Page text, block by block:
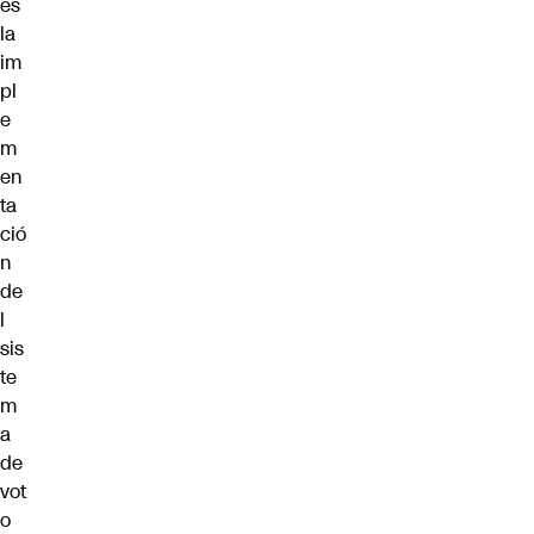
la
im
pl
e
m
en
ta
ció
n
de
l
sis
te
m
a
de
vot
o